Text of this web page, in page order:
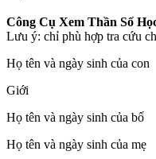
Công Cụ Xem Thần Số
Lưu ý: chỉ phù hợp tra cứu
Họ tên và ngày sinh của con
Giới
Họ tên và ngày sinh của bố
Họ tên và ngày sinh của mẹ